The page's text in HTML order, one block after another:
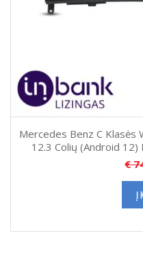
Mercedes Benz C Klasės
12.3 Colių (Android
€
Į